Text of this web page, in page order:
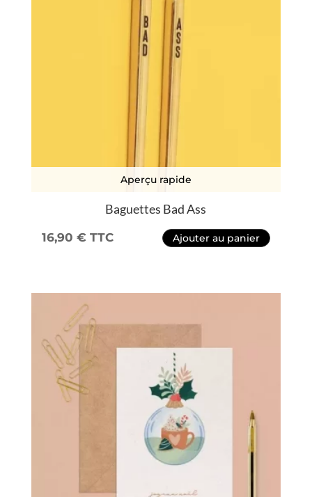
Aperçu rapide
Baguettes Bad Ass
16,90 € TTC Ajouter au panier